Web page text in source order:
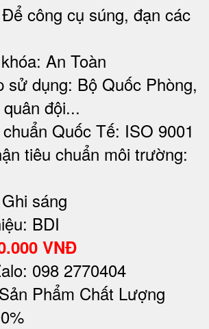
công cụ súng, đạn các
An Toàn
sử dụng: Bộ Quốc Phòng,
đội...
Quốc Tế: ISO 9001
tiêu chuẩn môi trường:
sáng
BDI
VNĐ
098 2770404
Phẩm Chất Lượng